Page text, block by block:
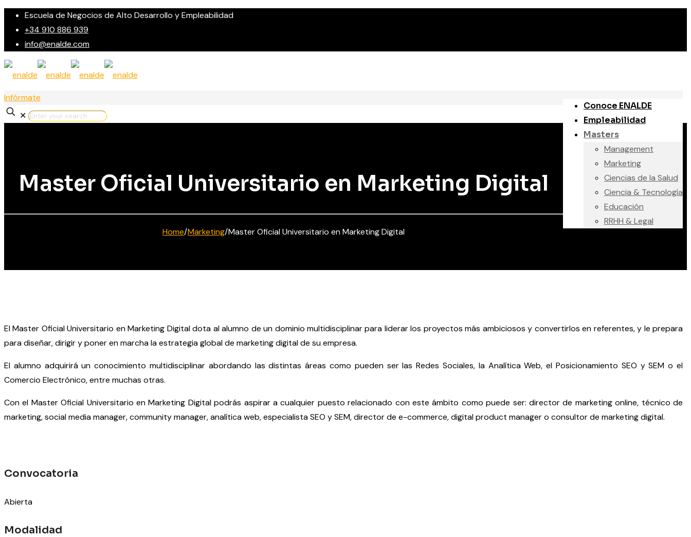
Escuela de Negocios de Alto Desarrollo y Empleabilidad
+34 910 886 939
info@enalde.com
Conoce ENALDE
Empleabilidad
Masters
Management
Marketing
Ciencias de la Salud
Ciencia & Tecnología
Educación
RRHH & Legal
Infórmate
✕
Master Oficial Universitario en Marketing Digital
Home/Marketing/Master Oficial Universitario en Marketing Digital
El Master Oficial Universitario en Marketing Digital dota al alumno de un dominio multidisciplinar para liderar los proyectos más ambiciosos y convertirlos en referentes, y le prepara
para diseñar, dirigir y poner en marcha la estrategia global de marketing digital de su empresa.
El alumno adquirirá un conocimiento multidisciplinar abordando las distintas áreas como pueden ser las Redes Sociales, la Analítica Web, el Posicionamiento SEO y SEM o el
Comercio Electrónico, entre muchas otras.
Con el Master Oficial Universitario en Marketing Digital podrás aspirar a cualquier puesto relacionado con este ámbito como puede ser: director de marketing online, técnico de
marketing, social media manager, community manager, analítica web, especialista SEO y SEM, director de e-commerce, digital product manager o consultor de marketing digital.
Convocatoria
Abierta
Modalidad